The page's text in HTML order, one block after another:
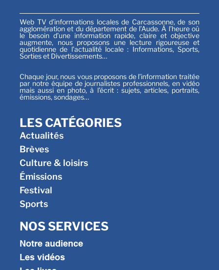
Web TV d’informations locales de Carcassonne, de son
agglomération et du département de l’Aude. À l’heure où
le besoin d’une information rapide, claire et objective
augmente, nous proposons une lecture rigoureuse et
quotidienne de l’actualité locale : Informations, Sports,
Sorties et Divertissements…
Chaque jour, nous vous proposons de l’information traitée
par notre équipe de journalistes professionnels, en vidéo
mais aussi en photo, à l’écrit : sujets, articles, portraits,
émissions, sondages…
LES CATÉGORIES
Actualités
Brèves
Culture & loisirs
Émissions
Festival
Sports
NOS SERVICES
Notre audience
Les vidéos